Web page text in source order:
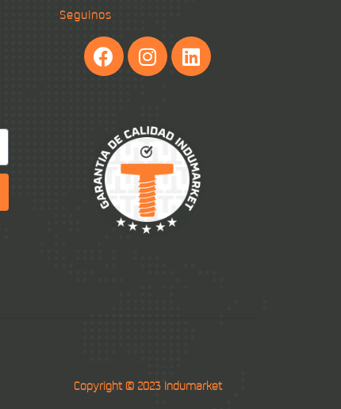
Seguinos
Copyright © 2023 Indumarket